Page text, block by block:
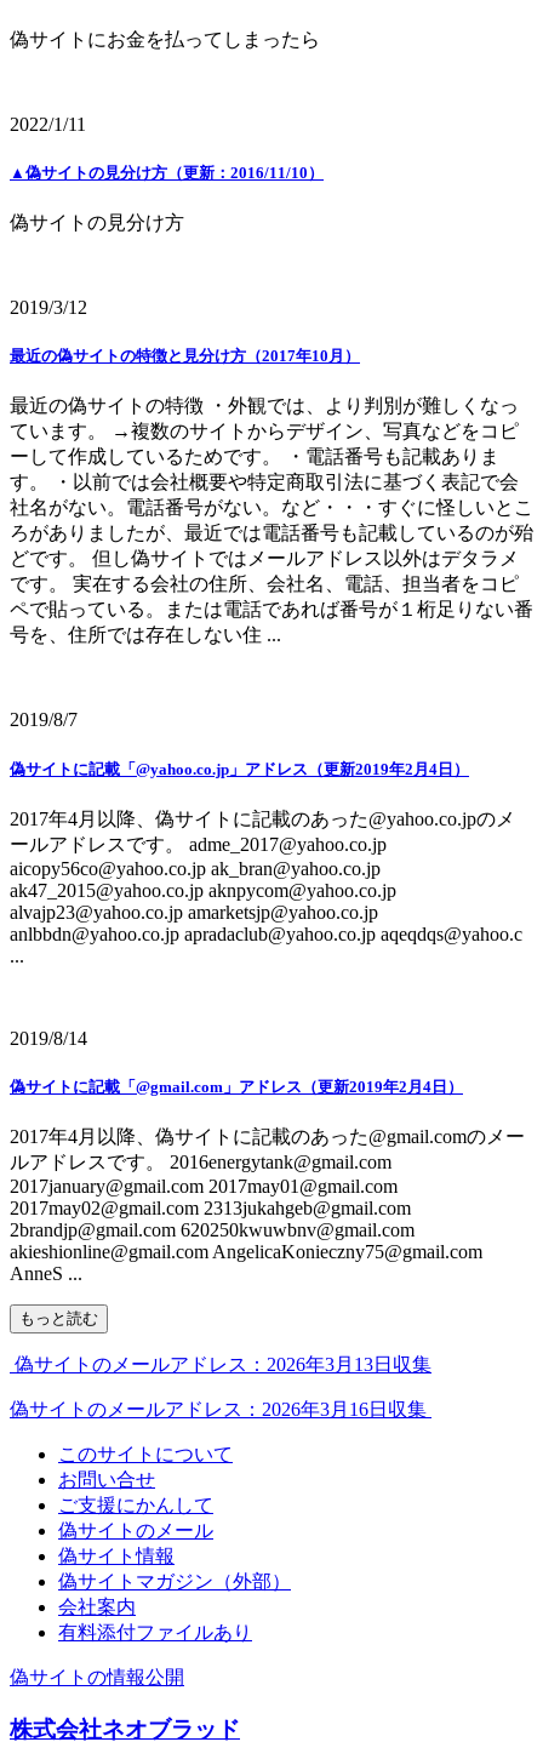
偽サイトにお金を払ってしまったら
2022/1/11
▲偽サイトの見分け方（更新：2016/11/10）
偽サイトの見分け方
2019/3/12
最近の偽サイトの特徴と見分け方（2017年10月）
最近の偽サイトの特徴 ・外観では、より判別が難しくなっ
ています。 →複数のサイトからデザイン、写真などをコピ
ーして作成しているためです。 ・電話番号も記載ありま
す。 ・以前では会社概要や特定商取引法に基づく表記で会
社名がない。電話番号がない。など・・・すぐに怪しいとこ
ろがありましたが、最近では電話番号も記載しているのが殆
どです。 但し偽サイトではメールアドレス以外はデタラメ
です。 実在する会社の住所、会社名、電話、担当者をコピ
ペで貼っている。または電話であれば番号が１桁足りない番
号を、住所では存在しない住 ...
2019/8/7
偽サイトに記載「@yahoo.co.jp」アドレス（更新2019年2月4日）
2017年4月以降、偽サイトに記載のあった@yahoo.co.jpのメ
ールアドレスです。 adme_2017@yahoo.co.jp
aicopy56co@yahoo.co.jp ak_bran@yahoo.co.jp
ak47_2015@yahoo.co.jp aknpycom@yahoo.co.jp
alvajp23@yahoo.co.jp amarketsjp@yahoo.co.jp
anlbbdn@yahoo.co.jp apradaclub@yahoo.co.jp aqeqdqs@yahoo.c
...
2019/8/14
偽サイトに記載「@gmail.com」アドレス（更新2019年2月4日）
2017年4月以降、偽サイトに記載のあった@gmail.comのメー
ルアドレスです。 2016energytank@gmail.com
2017january@gmail.com 2017may01@gmail.com
2017may02@gmail.com 2313jukahgeb@gmail.com
2brandjp@gmail.com 620250kwuwbnv@gmail.com
akieshionline@gmail.com AngelicaKonieczny75@gmail.com
AnneS ...
もっと読む
偽サイトのメールアドレス：2026年3月13日収集
偽サイトのメールアドレス：2026年3月16日収集
このサイトについて
お問い合せ
ご支援にかんして
偽サイトのメール
偽サイト情報
偽サイトマガジン（外部）
会社案内
有料添付ファイルあり
偽サイトの情報公開
株式会社ネオブラッド